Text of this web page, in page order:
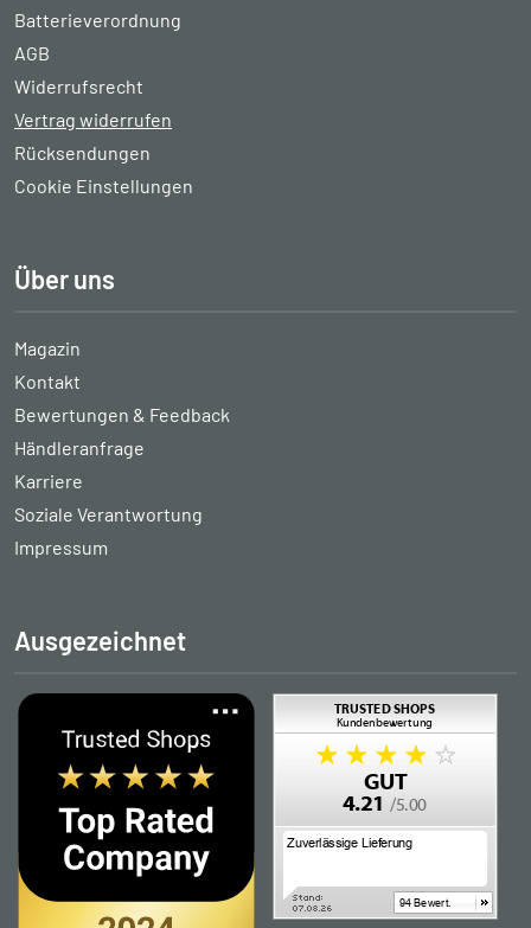
Batterieverordnung
AGB
Widerrufsrecht
Vertrag widerrufen
Rücksendungen
Cookie Einstellungen
Über uns
Magazin
Kontakt
Bewertungen & Feedback
Händleranfrage
Karriere
Soziale Verantwortung
Impressum
Ausgezeichnet